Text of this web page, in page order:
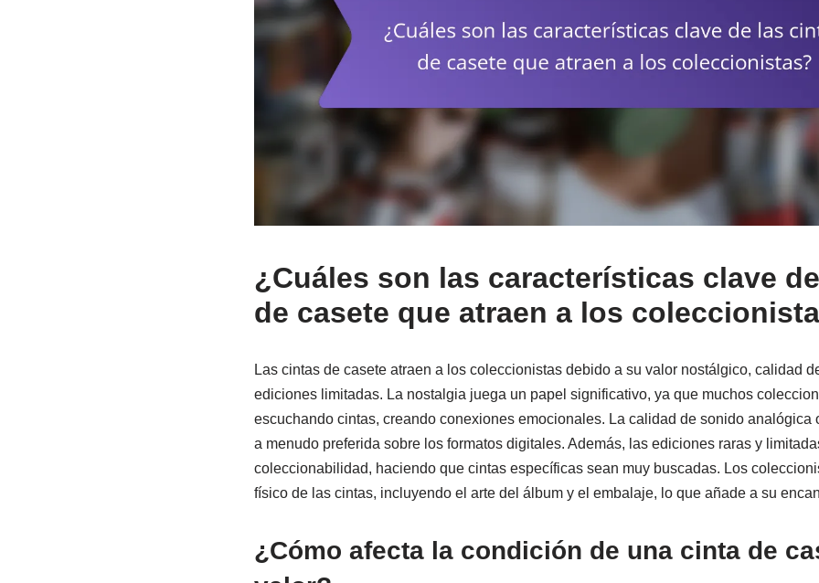
¿Cuáles son las características clave
de casete que atraen a los
Las cintas de casete atraen a los coleccionistas debido a su valor nostálgico, calidad
ediciones limitadas. La nostalgia juega un papel significativo, ya que muchos
escuchando cintas, creando conexiones emocionales. La calidad de sonido analógica
a menudo preferida sobre los formatos digitales. Además, las ediciones raras y
coleccionabilidad, haciendo que cintas específicas sean muy buscadas. Los
físico de las cintas, incluyendo el arte del álbum y el embalaje, lo que añade a su
¿Cómo afecta la condición de una cinta de